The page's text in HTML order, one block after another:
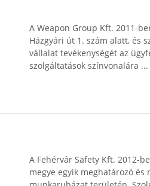
A Weapon Group Kft. 2011-
Házgyári út 1. szám alatt, és
vállalat tevékenységét az
szolgáltatások színvonalára ...
A Fehérvár Safety Kft. 2012-
megye egyik meghatározó